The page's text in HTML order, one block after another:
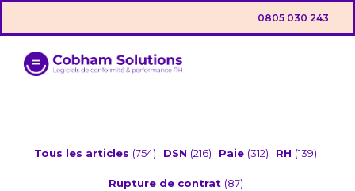
0805 030 243
Tous les articles (754) DSN (216) Paie (312) RH (139)
Rupture de contrat (87)